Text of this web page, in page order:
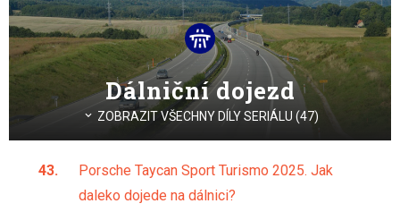
Dálniční dojezd
ZOBRAZIT VŠECHNY DÍLY SERIÁLU (47)
Porsche Taycan Sport Turismo 2025. Jak
daleko dojede na dálnici?